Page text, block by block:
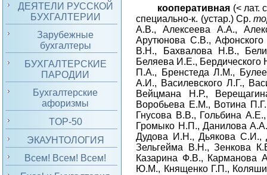
ДЕЯТЕЛИ РУССКОЙ
БУХГАЛТЕРИИ
Зарубежные
бухгалтеры
БУХГАЛТЕРСКИЕ
ПАРОДИИ
Бухгалтерские
афоризмы
TOP-50
ЭКАУНТОЛОГИЯ
Всем! Всем! Всем!
кооперативная (< лат.
специально-к. (устар.) Ср.
А.В., Алексеева А.А.,
Арутюнова С.В.,
В.Н., Бахвалова Н.В.,
Беляева И.Е.,
П.А., Бренстеда Л.М.,
А.И., Василевского Л.Г.,
Вейцмана Н.Р.,
Воробьева Е.М., Вотина
Гнусова В.В., Гольбина
Громыко Н.П., Данилова
Дудова И.Н., Дьякова С.И.,
Зельгейма В.Н., Зенкова
Казарина Ф.В., Карманова
Ю.М., Кнященко Г.П.,